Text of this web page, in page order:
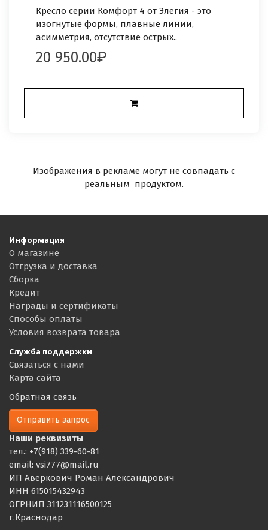
Кресло серии Комфорт 4 от Элегия - это
изогнутые формы, плавные линии,
асимметрия, отсутствие острых..
20 950.00
Изображения в рекламе могут не совпадать с
реальным продуктом.
Информация
О магазине
Отгрузка и доставка
Сборка
Кредит
Награды и сертификаты
Способы оплаты
Условия возврата товара
Служба поддержки
Связаться с нами
Карта сайта
Обратная связь
Отправить запрос
Наши реквизиты
тел.: +7(918) 339-60-81
email: vsi777@mail.ru
ИП Аверкович Роман Александрович
ИНН 615015432943
ОГРНИП 311231116500125
г.Краснодар